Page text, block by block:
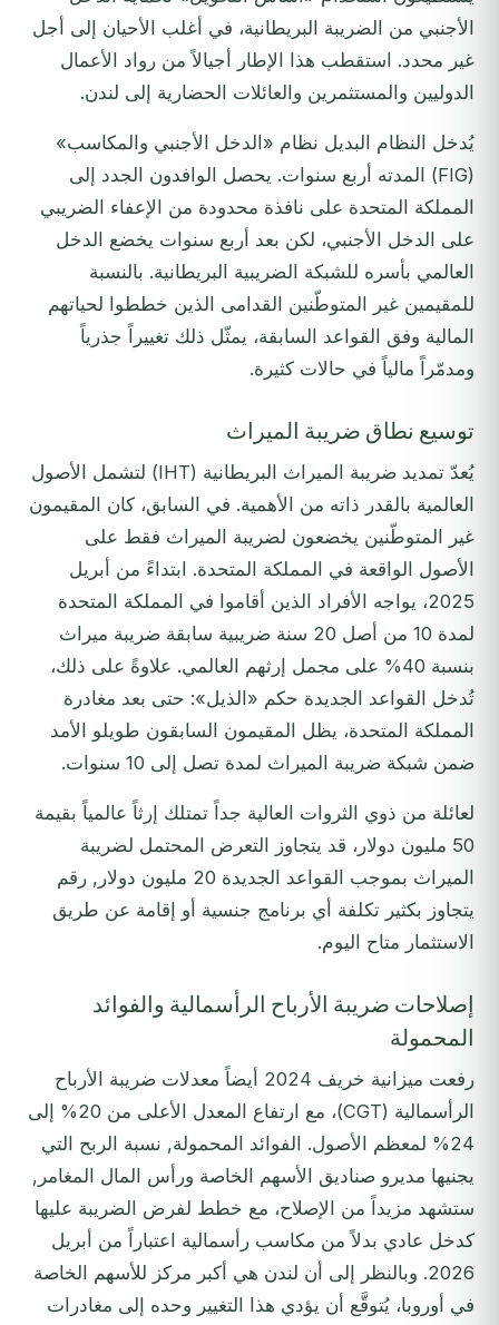
الأجنبي من الضريبة البريطانية، في أغلب الأحيان إلى أجل
غير محدد. استقطب هذا الإطار أجيالاً من رواد الأعمال
الدوليين والمستثمرين والعائلات الحضارية إلى لندن.
يُدخل النظام البديل نظام «الدخل الأجنبي والمكاسب»
(FIG) المدته أربع سنوات. يحصل الوافدون الجدد إلى
المملكة المتحدة على نافذة محدودة من الإعفاء الضريبي
على الدخل الأجنبي، لكن بعد أربع سنوات يخضع الدخل
العالمي بأسره للشبكة الضريبية البريطانية. بالنسبة
للمقيمين غير المتوطّنين القدامى الذين خططوا لحياتهم
المالية وفق القواعد السابقة، يمثّل ذلك تغييراً جذرياً
ومدمّراً مالياً في حالات كثيرة.
توسيع نطاق ضريبة الميراث
يُعدّ تمديد ضريبة الميراث البريطانية (IHT) لتشمل الأصول
العالمية بالقدر ذاته من الأهمية. في السابق، كان المقيمون
غير المتوطّنين يخضعون لضريبة الميراث فقط على
الأصول الواقعة في المملكة المتحدة. ابتداءً من أبريل
2025، يواجه الأفراد الذين أقاموا في المملكة المتحدة
لمدة 10 من أصل 20 سنة ضريبية سابقة ضريبة ميراث
بنسبة 40% على مجمل إرثهم العالمي. علاوةً على ذلك،
تُدخل القواعد الجديدة حكم «الذيل»: حتى بعد مغادرة
المملكة المتحدة، يظل المقيمون السابقون طويلو الأمد
ضمن شبكة ضريبة الميراث لمدة تصل إلى 10 سنوات.
لعائلة من ذوي الثروات العالية جداً تمتلك إرثاً عالمياً بقيمة
50 مليون دولار، قد يتجاوز التعرض المحتمل لضريبة
الميراث بموجب القواعد الجديدة 20 مليون دولار, رقم
يتجاوز بكثير تكلفة أي برنامج جنسية أو إقامة عن طريق
الاستثمار متاح اليوم.
إصلاحات ضريبة الأرباح الرأسمالية والفوائد
المحمولة
رفعت ميزانية خريف 2024 أيضاً معدلات ضريبة الأرباح
الرأسمالية (CGT)، مع ارتفاع المعدل الأعلى من 20% إلى
24% لمعظم الأصول. الفوائد المحمولة, نسبة الربح التي
يجنيها مديرو صناديق الأسهم الخاصة ورأس المال المغامر,
ستشهد مزيداً من الإصلاح، مع خطط لفرض الضريبة عليها
كدخل عادي بدلاً من مكاسب رأسمالية اعتباراً من أبريل
2026. وبالنظر إلى أن لندن هي أكبر مركز للأسهم الخاصة
في أوروبا، يُتوقَّع أن يؤدي هذا التغيير وحده إلى مغادرات